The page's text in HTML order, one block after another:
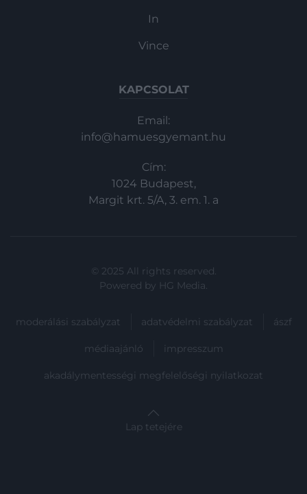
In
Vince
KAPCSOLAT
Email:
info@hamuesgyemant.hu
Cím:
1024 Budapest,
Margit krt. 5/A, 3. em. 1. a
© 2025 All rights reserved.
Powered by HG Media.
moderálási szabályzat adatvédelmi szabályzat ászf
médiaajánló impresszum
akadálymentességi megfelelőségi nyilatkozat
Lap tetejére